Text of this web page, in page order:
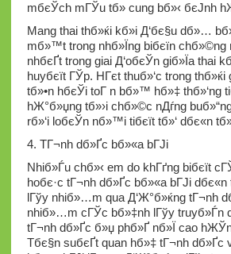
mбєЎch mГЎu tб»­ cung bб»‹ бєЈnh
Mang thai thб»ќi kб»і Д‘бє§u dб»…
mб»™t trong nhб»Їng biбєїn chб»©ng
nhбєҐt trong giai Д‘oбєЎn giб»Їa thai
huyбєїt ГЎp. HГєt thuб»‘c trong thб»ќi
tб»•n hбєЎi toГ n bб»™ hб»‡ thб»‘ng
hЖ°б»џng tб»›i chб»©c nДѓng
rб»‘i loбєЎn nб»™i tiбєїt tб»‘ dбє«n
4. TГ¬nh dб»Ґc bб»«a bГЈi
Nhiб»Ѓu chб»‹ em do khГґng biбєїt
hoбє·c tГ¬nh dб»Ґc bб»«a bГЈi
lГўy nhiб»…m qua Д‘Ж°б»ќng tГ¬nh
nhiб»…m cГЎc bб»‡nh lГўy truyб»Ѓn
tГ¬nh dб»Ґc б»џ phб»Ґ nб»Ї cao
Tбє§n suбєҐt quan hб»‡ tГ¬nh dб»Ґc